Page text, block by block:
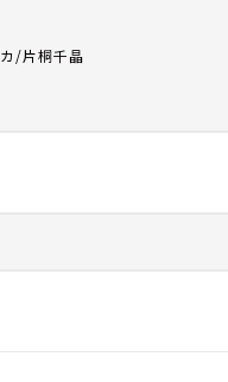
/片桐千晶